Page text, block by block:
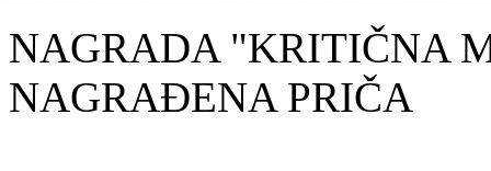
NAGRADA "KRITIČNA
NAGRAĐENA PRIČA